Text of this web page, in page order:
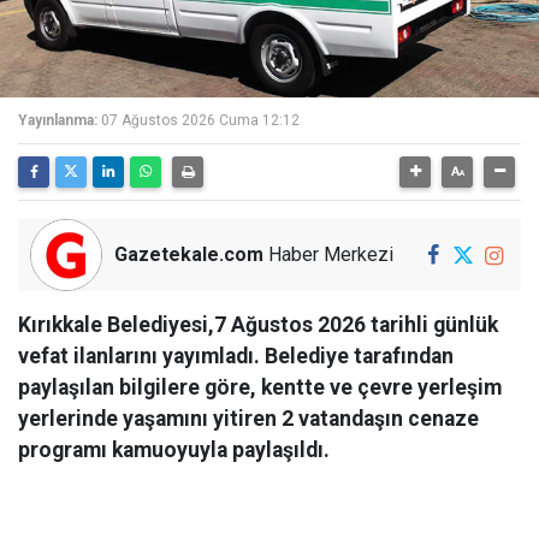
Yayınlanma: 07 Ağustos 2026 Cuma 12:12
Gazetekale.com Haber Merkezi
Kırıkkale Belediyesi,7 Ağustos 2026 tarihli günlük
vefat ilanlarını yayımladı. Belediye tarafından
paylaşılan bilgilere göre, kentte ve çevre yerleşim
yerlerinde yaşamını yitiren 2 vatandaşın cenaze
programı kamuoyuyla paylaşıldı.